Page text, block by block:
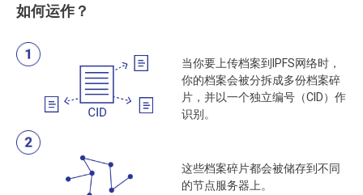
如何运作？
当你要上传档案到IPFS网络时，
你的档案会被分拆成多份档案碎
片，并以一个独立编号（CID）作
识别。
这些档案碎片都会被储存到不同
的节点服务器上。